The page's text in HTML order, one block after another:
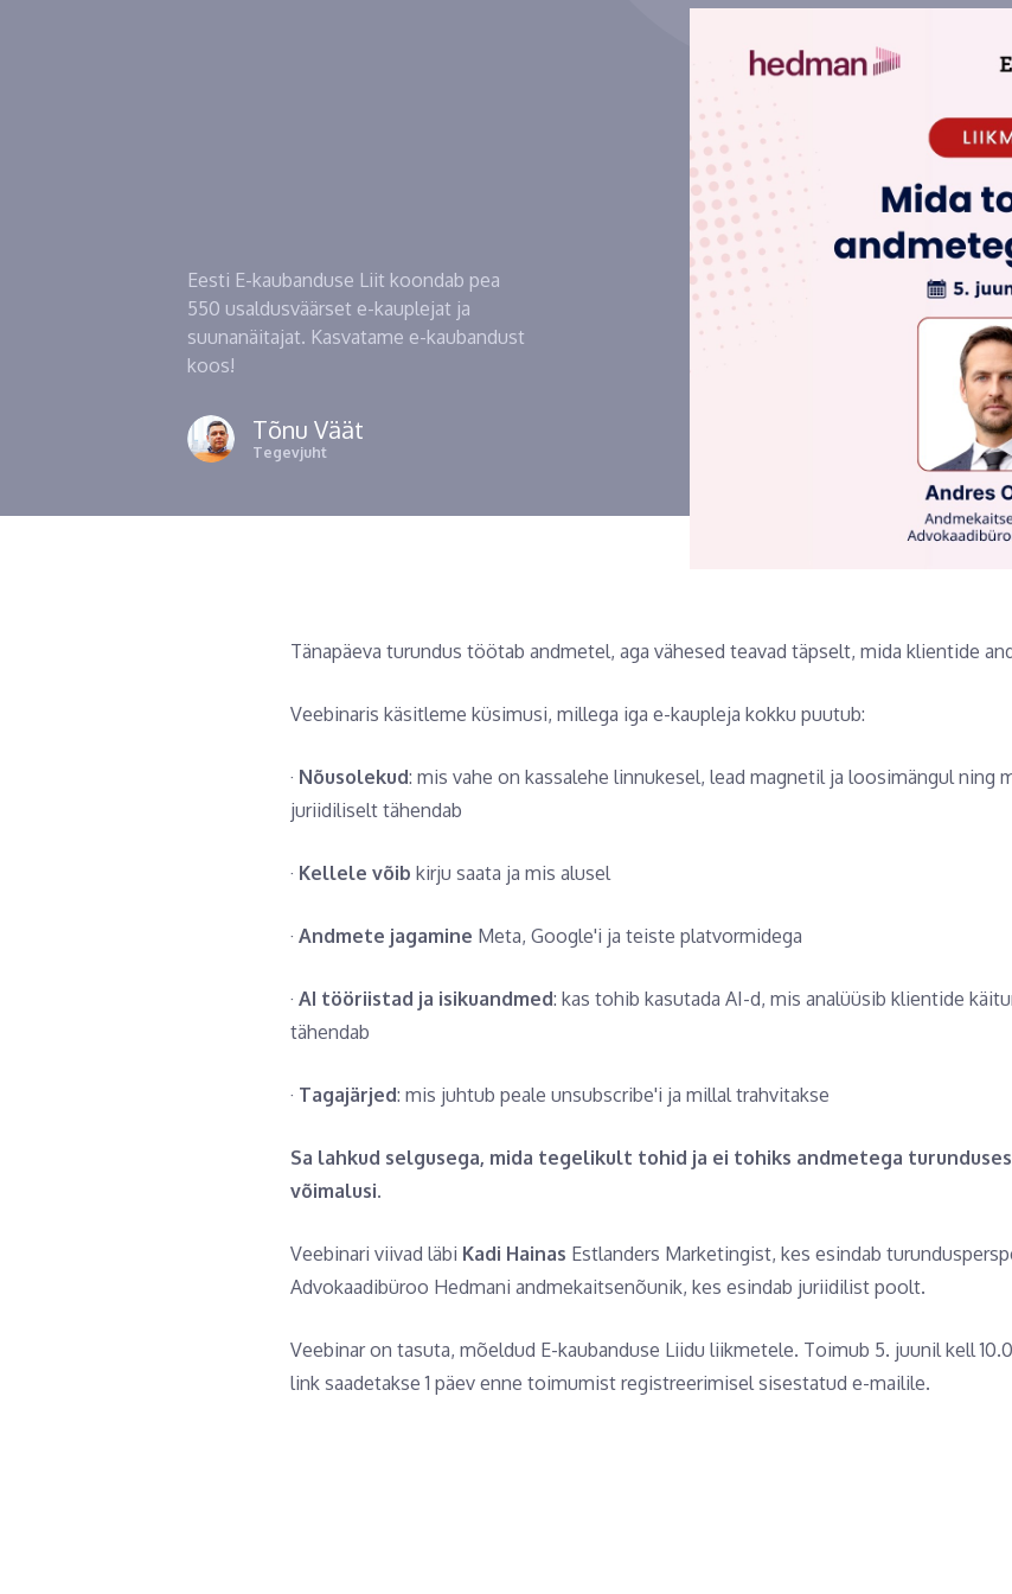
Eesti E-kaubanduse Liit koondab pea
550 usaldusväärset e-kauplejat ja
suunanäitajat. Kasvatame e-kaubandust
koos!
Tõnu Väät
Tegevjuht
Tänapäeva turundus töötab andmetel, aga vähesed teavad täpselt, mida klientide
Veebinaris käsitleme küsimusi, millega iga e-kaupleja kokku puutub:
· Nõusolekud: mis vahe on kassalehe linnukesel, lead magnetil ja loosimängul ning
juriidiliselt tähendab
· Kellele võib kirju saata ja mis alusel
·Andmete jagamine Meta, Google'i ja teiste platvormidega
·AI tööriistad ja isikuandmed: kas tohib kasutada AI-d, mis analüüsib klientide
tähendab
· Tagajärjed: mis juhtub peale unsubscribe'i ja millal trahvitakse
Sa lahkud selgusega, mida tegelikult tohid ja ei tohiks andmetega
võimalusi.
Veebinari viivad läbi Kadi Hainas Estlanders Marketingist, kes esindab
Advokaadibüroo Hedmani andmekaitsenõunik, kes esindab juriidilist poolt.
Veebinar on tasuta, mõeldud E-kaubanduse Liidu liikmetele. Toimub 5. juunil kell
link saadetakse 1 päev enne toimumist registreerimisel sisestatud e-mailile.